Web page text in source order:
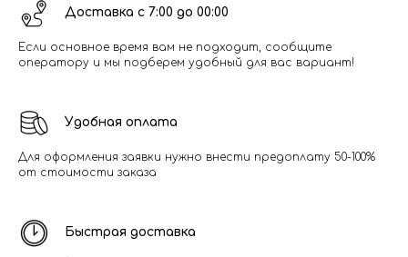
Доставка с 7:00 до 00:00
Если основное время вам не подходит, сообщите
оператору и мы подберем удобный для вас вариант!
Удобная оплата
Для оформления заявки нужно внести предоплату 50-100%
от стоимости заказа
Быстрая доставка